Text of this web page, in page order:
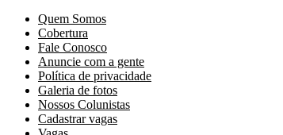
Quem Somos
Cobertura
Fale Conosco
Anuncie com a gente
Política de privacidade
Galeria de fotos
Nossos Colunistas
Cadastrar vagas